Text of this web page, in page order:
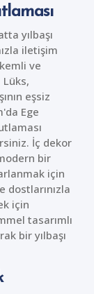
yılbaşı
iletişim
ve
eşsiz
Ege
İç dekor
bir
için
için
tasarımlı
bir yılbaşı